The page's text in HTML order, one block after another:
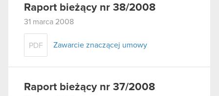
Raport bieżący nr 38/2008
31 marca 2008
PDF Zawarcie znaczącej umowy
Raport bieżący nr 37/2008